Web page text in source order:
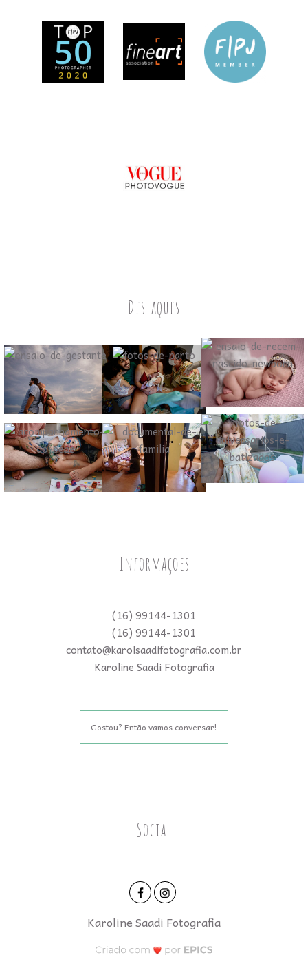
Destaques
Informações
(16) 99144-1301
(16) 99144-1301
contato@karolsaadifotografia.com.br
Karoline Saadi Fotografia
Gostou? Então vamos conversar!
Social
Karoline Saadi Fotografia